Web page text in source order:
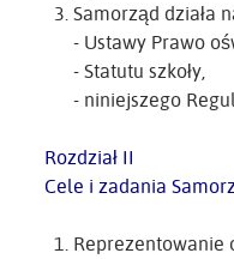
Samorząd działa
- Ustawy Prawo
- Statutu szkoły,
- niniejszego
Rozdział II
Cele i zadania
Reprezentowanie